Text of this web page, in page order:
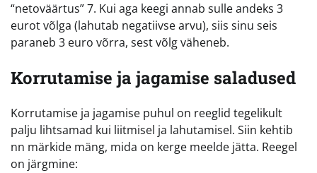
“netoväärtus” 7. Kui aga keegi annab sulle andeks 3
eurot võlga (lahutab negatiivse arvu), siis sinu seis
paraneb 3 euro võrra, sest võlg väheneb.
Korrutamise ja jagamise saladused
Korrutamise ja jagamise puhul on reeglid tegelikult
palju lihtsamad kui liitmisel ja lahutamisel. Siin kehtib
nn märkide mäng, mida on kerge meelde jätta. Reegel
on järgmine: